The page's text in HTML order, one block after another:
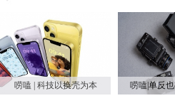
唠嗑 | 科技以换壳为本 唠嗑|单反